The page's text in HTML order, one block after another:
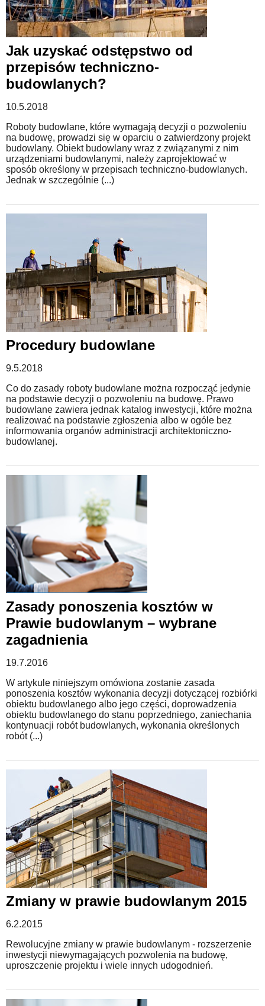
Jak uzyskać odstępstwo od
przepisów techniczno-
budowlanych?
10.5.2018
Roboty budowlane, które wymagają decyzji o pozwoleniu
na budowę, prowadzi się w oparciu o zatwierdzony projekt
budowlany. Obiekt budowlany wraz z związanymi z nim
urządzeniami budowlanymi, należy zaprojektować w
sposób określony w przepisach techniczno-budowlanych.
Jednak w szczególnie (...)
Procedury budowlane
9.5.2018
Co do zasady roboty budowlane można rozpocząć jedynie
na podstawie decyzji o pozwoleniu na budowę. Prawo
budowlane zawiera jednak katalog inwestycji, które można
realizować na podstawie zgłoszenia albo w ogóle bez
informowania organów administracji architektoniczno-
budowlanej.
Zasady ponoszenia kosztów w
Prawie budowlanym – wybrane
zagadnienia
19.7.2016
W artykule niniejszym omówiona zostanie zasada
ponoszenia kosztów wykonania decyzji dotyczącej rozbiórki
obiektu budowlanego albo jego części, doprowadzenia
obiektu budowlanego do stanu poprzedniego, zaniechania
kontynuacji robót budowlanych, wykonania określonych
robót (...)
Zmiany w prawie budowlanym 2015
6.2.2015
Rewolucyjne zmiany w prawie budowlanym - rozszerzenie
inwestycji niewymagających pozwolenia na budowę,
uproszczenie projektu i wiele innych udogodnień.